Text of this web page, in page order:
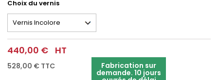
Choix du vernis
440,00 € HT
528,00 € TTC Fabrication sur
demande. 10 jours